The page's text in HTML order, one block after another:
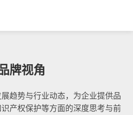
牌视角
趋势与行业动态，为企业提供品
产权保护等方面的深度思考与前